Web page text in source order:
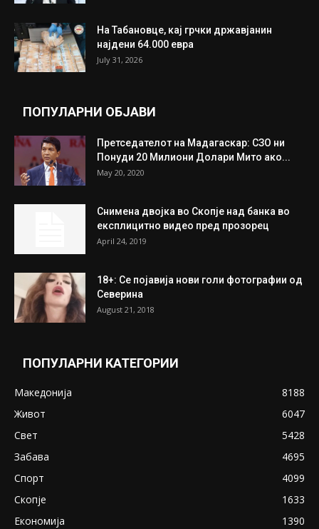
На Табановце, кај грчки државјанин
најдени 64.000 евра
July 31, 2026
ПОПУЛАРНИ ОБЈАВИ
Претседателот на Мадагаскар: СЗО ни
Понуди 20 Милиони Долари Мито ако...
May 20, 2020
Снимена двојка во Скопје над банка во
експлицитно видео пред прозорец
April 24, 2019
18+: Се појавија нови голи фотографии од
Северина
August 21, 2018
ПОПУЛАРНИ КАТЕГОРИИ
Македонија
8188
Живот
6047
Свет
5428
Забава
4695
Спорт
4099
Скопје
1633
Економија
1390